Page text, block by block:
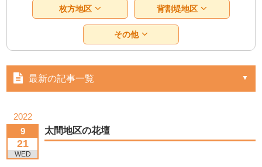
枚方地区 背割堤地区
その他
最新の記事一覧
2022
9
21
WED
太間地区の花壇